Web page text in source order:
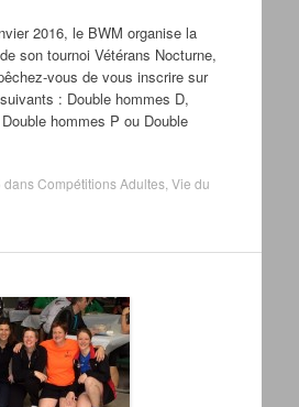
2016, le BWM organise la
son tournoi Vétérans Nocturne,
vous de vous inscrire sur
: Double hommes D,
hommes P ou Double
dansCompétitions Adultes, Vie du